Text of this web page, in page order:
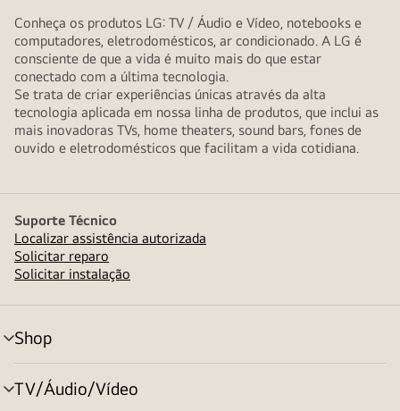
Conheça os produtos LG: TV / Áudio e Vídeo, notebooks e
computadores, eletrodomésticos, ar condicionado. A LG é
consciente de que a vida é muito mais do que estar
conectado com a última tecnologia.
Se trata de criar experiências únicas através da alta
tecnologia aplicada em nossa linha de produtos, que inclui as
mais inovadoras TVs, home theaters, sound bars, fones de
ouvido e eletrodomésticos que facilitam a vida cotidiana.
Suporte Técnico
Localizar assistência autorizada
Solicitar reparo
Solicitar instalação
Shop
alternar
menu
TV/Áudio/Vídeo
alternar